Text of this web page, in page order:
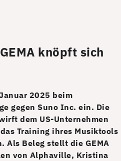
knöpft sich
2025 beim
gegen Suno Inc. ein. Die
dem US-Unternehmen
Training ihres Musiktools
Als Beleg stellt die GEMA
von Alphaville, Kristina